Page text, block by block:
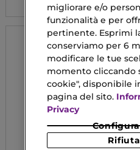
migliorare e/o
funzionalità e per
pertinente. Esprimi
conserviamo per 6
modificare le tue
momento cliccando
cookie", disponibile
pagina del sito.
Privacy